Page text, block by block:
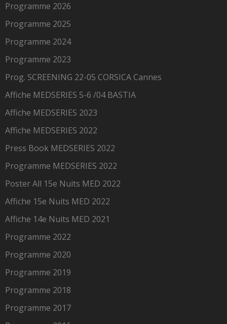
Programme 2026
Programme 2025
Programme 2024
Programme 2023
Prog. SCREENING 22-05 CORSICA Cannes
Affiche MEDSERIES 5-6 /04 BASTIA
Affiche MEDSERIES 2023
Affiche MEDSERIES 2022
Press Book MEDSERIES 2022
Programme MEDSERIES 2022
Poster All 15e Nuits MED 2022
Affiche 15e Nuits MED 2022
Affiche 14e Nuits MED 2021
Programme 2022
Programme 2020
Programme 2019
Programme 2018
Programme 2017